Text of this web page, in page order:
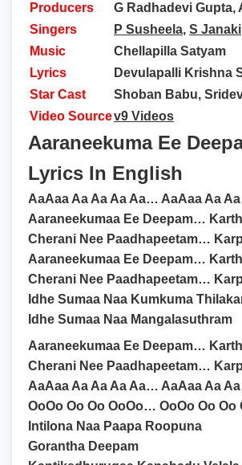
Producers
G Radhadevi Gupta,
Singers
P Susheela, S Janaki
Music
Chellapilla Satyam
Lyrics
Devulapalli Krishna
Star Cast
Shoban Babu,
Video Sourcev9 Videos
Aaraneekuma Ee
Lyrics In English
AaAaa Aa Aa Aa Aa… AaAaa Aa Aa
Aaraneekumaa Ee Deepam…
Cherani Nee Paadhapeetam…
Aaraneekumaa Ee Deepam…
Cherani Nee Paadhapeetam…
Idhe Sumaa Naa Kumkuma
Idhe Sumaa Naa Mangalasuthram
Aaraneekumaa Ee Deepam…
Cherani Nee Paadhapeetam…
AaAaa Aa Aa Aa Aa… AaAaa Aa Aa
OoOo Oo Oo OoOo… OoOo Oo Oo
Intilona Naa Paapa Roopuna
Gorantha Deepam